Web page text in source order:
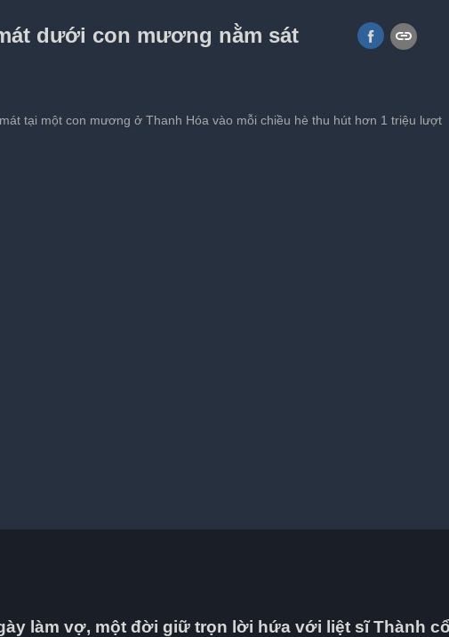
dưới con mương nằm sát
tại một con mương ở Thanh Hóa vào mỗi chiều hè thu hút hơn 1 triệu lượt
làm vợ, một đời giữ trọn lời hứa với liệt sĩ Thành